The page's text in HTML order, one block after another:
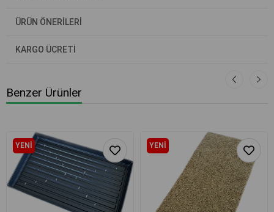
ÜRÜN ÖNERILERI
KARGO ÜCRETİ
Benzer Ürünler
YENI
ÜRÜN
YENI